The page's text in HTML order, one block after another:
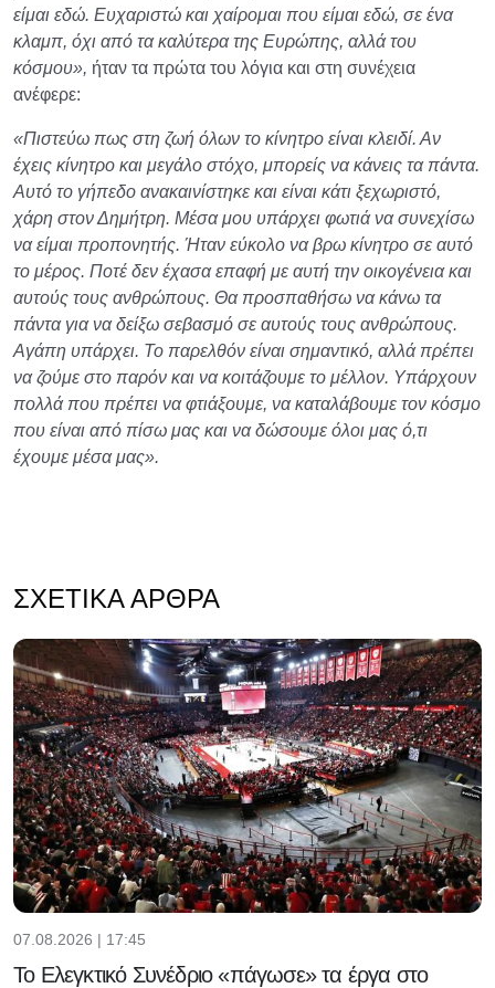
είμαι εδώ. Ευχαριστώ και χαίρομαι που είμαι εδώ, σε ένα
κλαμπ, όχι από τα καλύτερα της Ευρώπης, αλλά του
κόσμου», ήταν τα πρώτα του λόγια και στη συνέχεια
ανέφερε:
«Πιστεύω πως στη ζωή όλων το κίνητρο είναι κλειδί. Αν
έχεις κίνητρο και μεγάλο στόχο, μπορείς να κάνεις τα πάντα.
Αυτό το γήπεδο ανακαινίστηκε και είναι κάτι ξεχωριστό,
χάρη στον Δημήτρη. Μέσα μου υπάρχει φωτιά να συνεχίσω
να είμαι προπονητής. Ήταν εύκολο να βρω κίνητρο σε αυτό
το μέρος. Ποτέ δεν έχασα επαφή με αυτή την οικογένεια και
αυτούς τους ανθρώπους. Θα προσπαθήσω να κάνω τα
πάντα για να δείξω σεβασμό σε αυτούς τους ανθρώπους.
Αγάπη υπάρχει. Το παρελθόν είναι σημαντικό, αλλά πρέπει
να ζούμε στο παρόν και να κοιτάζουμε το μέλλον. Υπάρχουν
πολλά που πρέπει να φτιάξουμε, να καταλάβουμε τον κόσμο
που είναι από πίσω μας και να δώσουμε όλοι μας ό,τι
έχουμε μέσα μας».
ΣΧΕΤΙΚΆ ΆΡΘΡΑ
07.08.2026 | 17:45
Το Ελεγκτικό Συνέδριο «πάγωσε» τα έργα στο